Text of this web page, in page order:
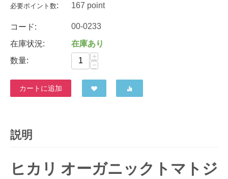
必要ポイント数: 167 point
コード:
00-0233
在庫状況:
在庫あり
数量:
+
−
カートに追加
説明
ヒカリ オーガニックトマトジ